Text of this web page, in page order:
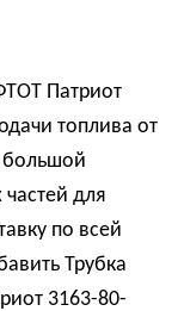
Патриот
топлива от
большой
для
по всей
Трубка
3163-80-